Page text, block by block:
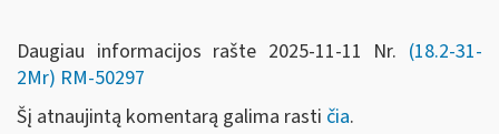
Daugiau informacijos rašte 2025-11-11 Nr. (18.2-31-
2Mr) RM-50297
Šį atnaujintą komentarą galima rasti čia.